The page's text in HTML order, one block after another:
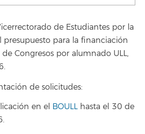
de Estudiantes por la
presupuesto para la financiación
Congresos por alumnado ULL,
de solicitudes:
en el BOULL hasta el 30 de